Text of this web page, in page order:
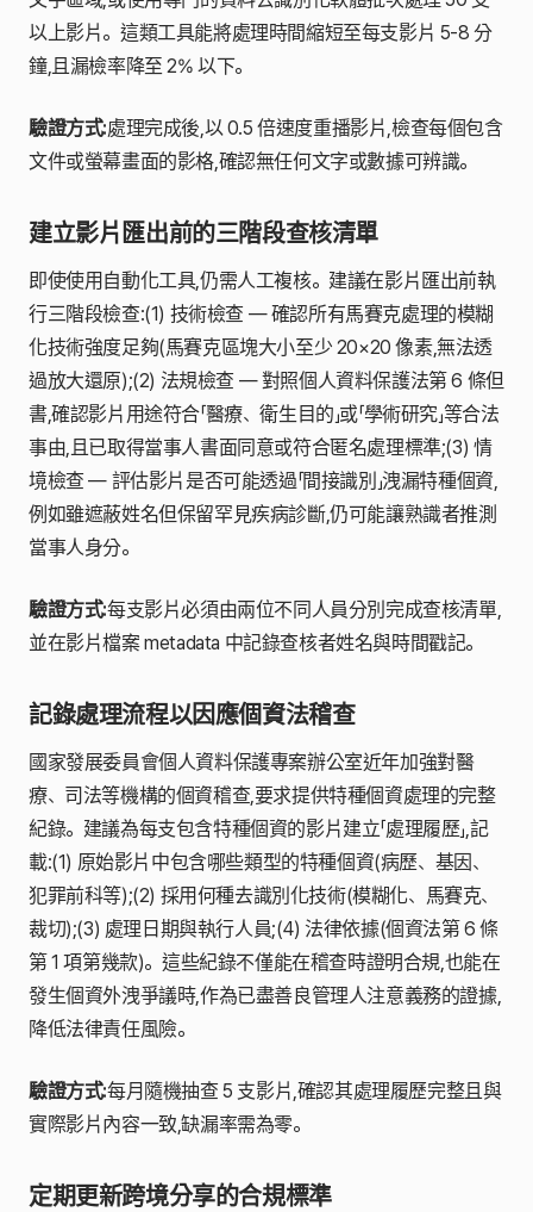
以上影片。這類工具能將處理時間縮短至每支影片 5-8 分
鐘,且漏檢率降至 2% 以下。
驗證方式:處理完成後,以 0.5 倍速度重播影片,檢查每個包含
文件或螢幕畫面的影格,確認無任何文字或數據可辨識。
建立影片匯出前的三階段查核清單
即使使用自動化工具,仍需人工複核。建議在影片匯出前執
行三階段檢查:(1) 技術檢查 — 確認所有馬賽克處理的模糊
化技術強度足夠(馬賽克區塊大小至少 20×20 像素,無法透
過放大還原);(2) 法規檢查 — 對照個人資料保護法第 6 條但
書,確認影片用途符合「醫療、衛生目的」或「學術研究」等合法
事由,且已取得當事人書面同意或符合匿名處理標準;(3) 情
境檢查 — 評估影片是否可能透過「間接識別」洩漏特種個資,
例如雖遮蔽姓名但保留罕見疾病診斷,仍可能讓熟識者推測
當事人身分。
驗證方式:每支影片必須由兩位不同人員分別完成查核清單,
並在影片檔案 metadata 中記錄查核者姓名與時間戳記。
記錄處理流程以因應個資法稽查
國家發展委員會個人資料保護專案辦公室近年加強對醫
療、司法等機構的個資稽查,要求提供特種個資處理的完整
紀錄。建議為每支包含特種個資的影片建立「處理履歷」,記
載:(1) 原始影片中包含哪些類型的特種個資(病歷、基因、
犯罪前科等);(2) 採用何種去識別化技術(模糊化、馬賽克、
裁切);(3) 處理日期與執行人員;(4) 法律依據(個資法第 6 條
第 1 項第幾款)。這些紀錄不僅能在稽查時證明合規,也能在
發生個資外洩爭議時,作為已盡善良管理人注意義務的證據,
降低法律責任風險。
驗證方式:每月隨機抽查 5 支影片,確認其處理履歷完整且與
實際影片內容一致,缺漏率需為零。
定期更新跨境分享的合規標準